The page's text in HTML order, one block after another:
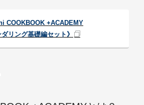
COOKBOOK +ACADEMY
ダリング基礎編セット》